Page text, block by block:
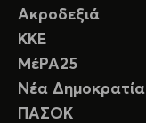
Ακροδεξιά
ΚΚΕ
ΜέΡΑ25
Νέα Δημοκρατία
ΠΑΣΟΚ